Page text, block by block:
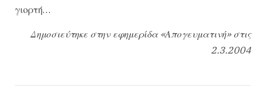
γιορτή…
Δημοσιεύτηκε στην εφημερίδα «Απογευματινή» στις
2.3.2004